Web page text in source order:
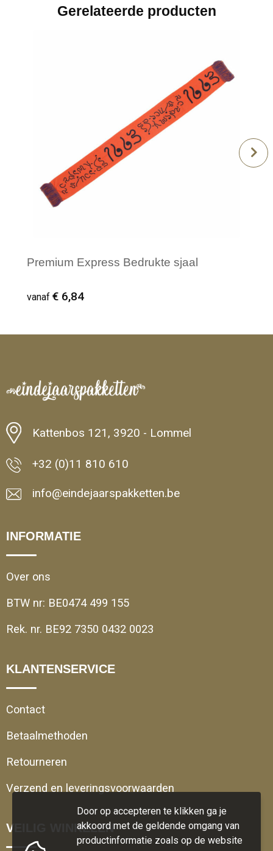
Gerelateerde producten
Premium Express Bedrukte sjaal
vanaf € 6,84
Kattenbos 121, 3920 - Lommel
+32 (0)11 810 610
info@eindejaarspakketten.be
INFORMATIE
Over ons
BTW nr: BE0474 499 155
Rek. nr. BE92 7350 0432 0023
KLANTENSERVICE
Contact
Betaalmethoden
Retourneren
Verzend en leveringsvoorwaarden
VEILIG WINKELEN
Door op accepteren te klikken ga je
akkoord met de geldende omgang van
productinformatie zoals op de website